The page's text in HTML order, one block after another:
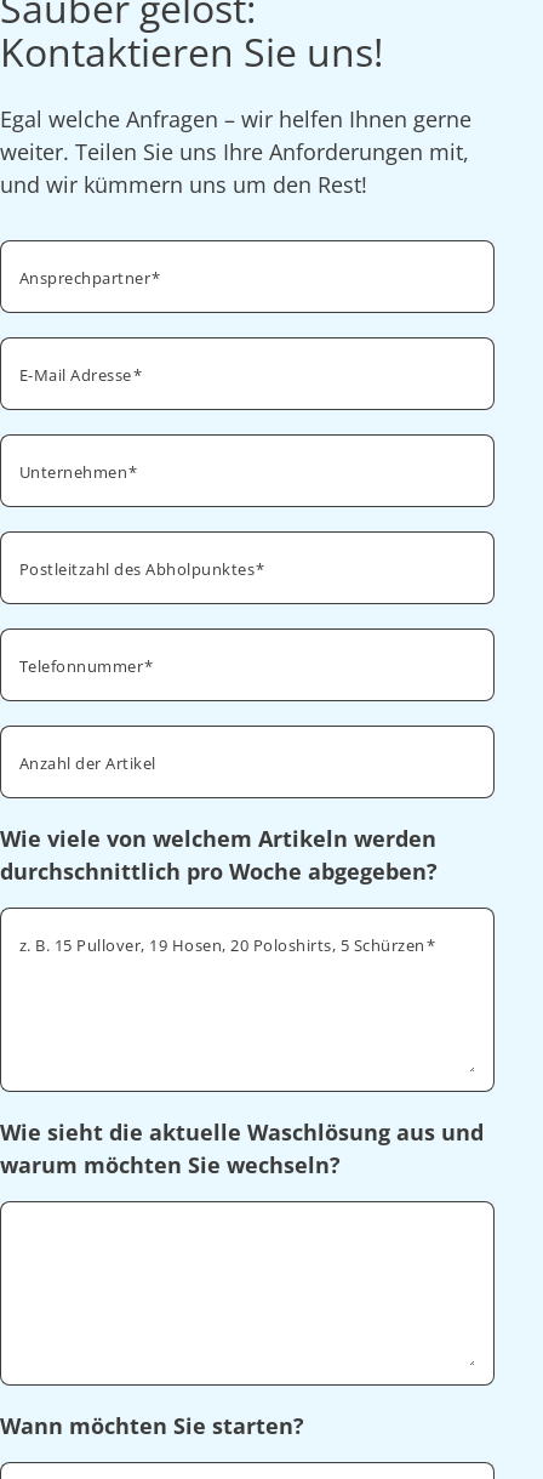
Kontaktieren Sie uns!
Egal welche Anfragen – wir helfen Ihnen gerne
weiter. Teilen Sie uns Ihre Anforderungen mit,
und wir kümmern uns um den Rest!
Ansprechpartner
E-Mail Adresse
Unternehmen
Postleitzahl des Abholpunktes
Telefonnummer
Anzahl der Artikel
Wie viele von welchem Artikeln werden
durchschnittlich pro Woche abgegeben?
z. B. 15 Pullover, 19 Hosen, 20 Poloshirts, 5 Schürzen
Wie sieht die aktuelle Waschlösung aus und
warum möchten Sie wechseln?
Wann möchten Sie starten?